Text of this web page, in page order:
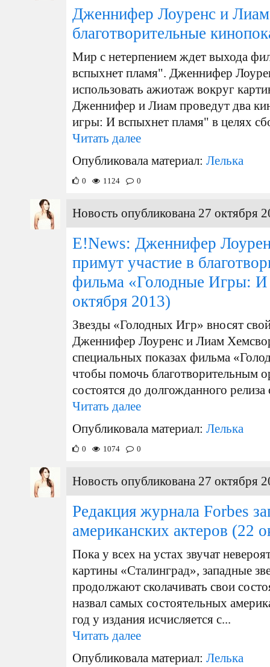
Дженнифер Лоуренс и
благотворительные
Мир с нетерпением ждет выхода
вспыхнет пламя". Дженнифер
использовать ажиотаж вокруг
Дженнифер и Лиам проведут два
игры: И вспыхнет пламя" в целях
Читать далее
Опубликовала материал: Лелька
0 1124 0
Новость опубликована 27 октября
E!News: Дженнифер
примут участие в
фильма «Голодные Игры: И
октября 2013)
Звезды «Голодных Игр» вносят
Дженнифер Лоуренс и Лиам
специальных показах фильма
чтобы помочь благотворительным
состоятся до долгожданного релиза
Читать далее
Опубликовала материал: Лелька
0 1074 0
Новость опубликована 27 октября
Редакция журнала Forbes
американских актеров (22
Пока у всех на устах звучат
картины «Сталинград», западные
продолжают сколачивать свои
назвал самых состоятельных
год у издания исчисляется с...
Читать далее
Опубликовала материал: Лелька